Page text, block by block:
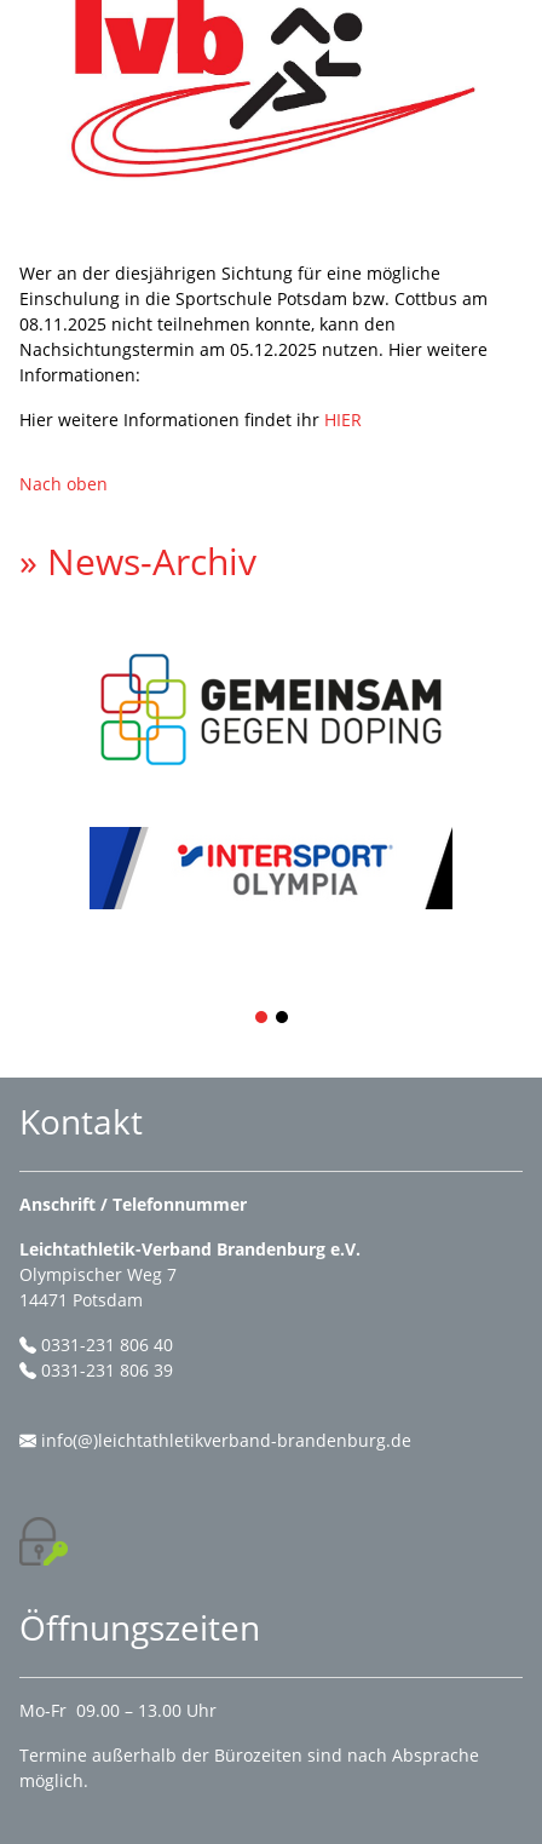
Wer an der diesjährigen Sichtung für eine mögliche
Einschulung in die Sportschule Potsdam bzw. Cottbus am
08.11.2025 nicht teilnehmen konnte, kann den
Nachsichtungstermin am 05.12.2025 nutzen. Hier weitere
Informationen:
Hier weitere Informationen findet ihr HIER
Nach oben
» News-Archiv
1 2
Kontakt
Anschrift / Telefonnummer
Leichtathletik-Verband Brandenburg e.V.
Olympischer Weg 7
14471 Potsdam
0331-231 806 40
0331-231 806 39
info(@)leichtathletikverband-brandenburg.de
Öffnungszeiten
Mo-Fr 09.00 – 13.00 Uhr
Termine außerhalb der Bürozeiten sind nach Absprache
möglich.